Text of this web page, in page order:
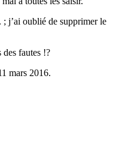
j’ai oublié de supprimer le
des fautes !?
mars 2016.